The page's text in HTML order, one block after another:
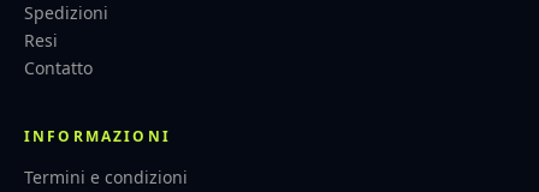
Spedizioni
Resi
Contatto
INFORMAZIONI
Termini e condizioni